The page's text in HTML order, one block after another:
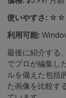
使いやすさ:
利用可能:
最後に紹介する
でプロが編集し
ルを備えた包括
た画像を比較す